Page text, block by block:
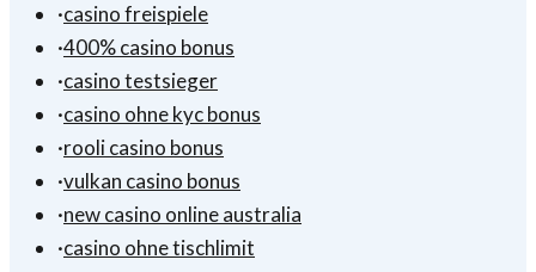
·casino freispiele
·400% casino bonus
·casino testsieger
·casino ohne kyc bonus
·rooli casino bonus
·vulkan casino bonus
·new casino online australia
·casino ohne tischlimit